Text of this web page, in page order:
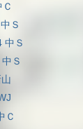
Ｓ
中Ｓ
Ｓ
Ｃ